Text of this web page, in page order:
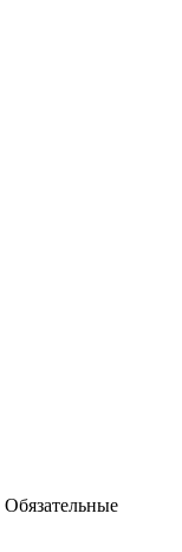
Обязательные